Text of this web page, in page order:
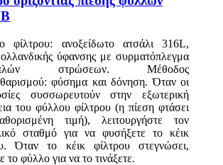
φίλτρου: ανοξείδωτο ατσάλι 316L,
ύφανσης με συρματόπλεγμα
στρώσεων. Μέθοδος
φύσημα και δόνηση. Όταν οι
συσσωρευτούν στην εξωτερική
του φύλλου φίλτρου (η πίεση φτάσει
τιμή), λειτουργήστε τον
σταθμό για να φυσήξετε το κέικ
Όταν το κέικ φίλτρου στεγνώσει,
το φύλλο για να το τινάξετε.